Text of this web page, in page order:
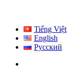
Tiếng Việt
English
Русский